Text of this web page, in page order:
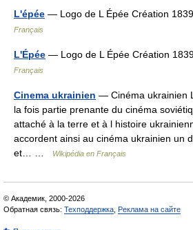
L'épée — Logo de L Épée Création
Français
L'Épée — Logo de L Épée Création
Français
Cinema ukrainien — Cinéma ukrainien
la fois partie prenante du cinéma
attaché à la terre et à l histoire
accordent ainsi au cinéma ukrainien un
et… …
Wikipédia en Français
© Академик, 2000-2026
Обратная связь: Техподдержка Реклама на сайте